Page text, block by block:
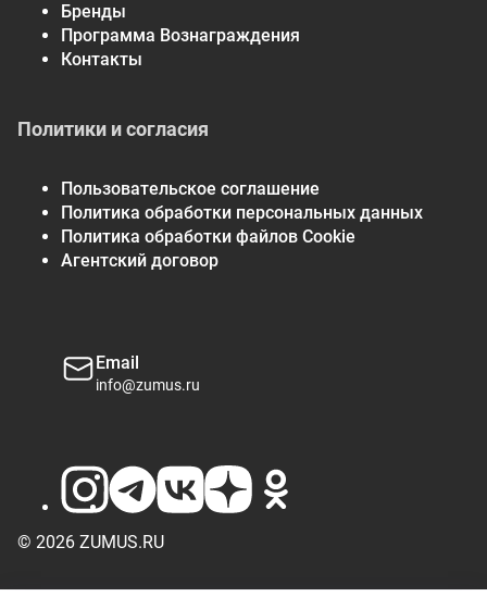
Бренды
Программа Вознаграждения
Контакты
Политики и согласия
Пользовательское соглашение
Политика обработки персональных данных
Политика обработки файлов Cookie
Агентский договор
Email
info@zumus.ru
© 2026 ZUMUS.RU